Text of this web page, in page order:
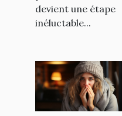
devient une étape
inéluctable...